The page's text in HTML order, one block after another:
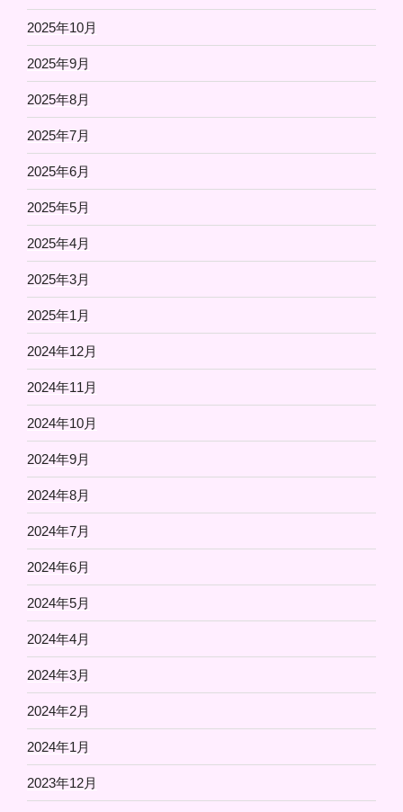
2025年10月
2025年9月
2025年8月
2025年7月
2025年6月
2025年5月
2025年4月
2025年3月
2025年1月
2024年12月
2024年11月
2024年10月
2024年9月
2024年8月
2024年7月
2024年6月
2024年5月
2024年4月
2024年3月
2024年2月
2024年1月
2023年12月